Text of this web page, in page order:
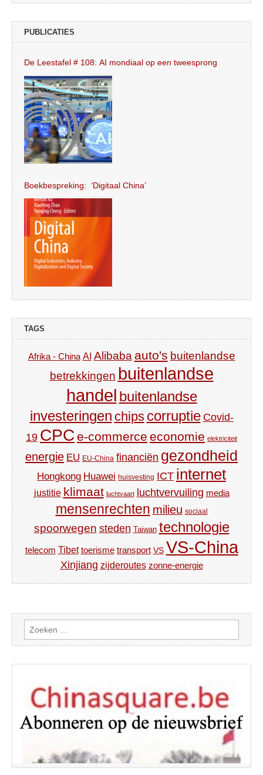
PUBLICATIES
De Leestafel # 108: AI mondiaal op een tweesprong
Boekbespreking: ‘Digitaal China’
TAGS
Afrika - China AI Alibaba auto's buitenlandse
betrekkingen buitenlandse
handel buitenlandse
investeringen chips corruptie Covid-
19 CPC e-commerce economie elektriciteit
energie EU EU-China financiën gezondheid
Hongkong Huawei huisvesting ICT internet
justitie klimaat luchtvaart luchtvervuiling media
mensenrechten milieu sociaal
spoorwegen steden Taiwan technologie
telecom Tibet toerisme transport VS VS-China
Xinjiang zijderoutes zonne-energie
Zoeken
naar: